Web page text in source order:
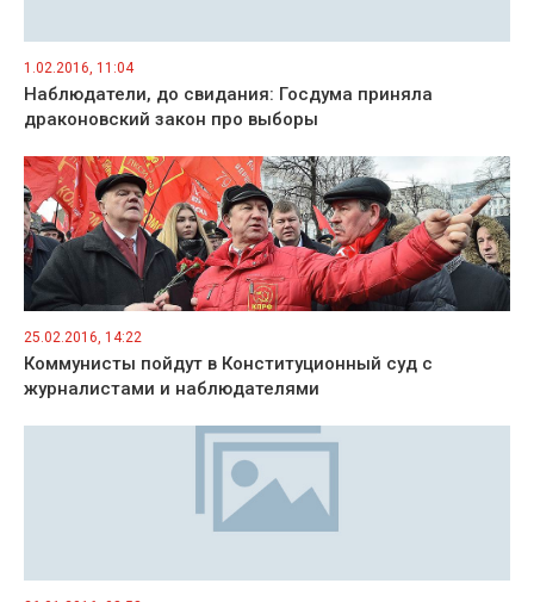
1.02.2016, 11:04
Наблюдатели, до свидания: Госдума приняла
драконовский закон про выборы
25.02.2016, 14:22
Коммунисты пойдут в Конституционный суд с
журналистами и наблюдателями